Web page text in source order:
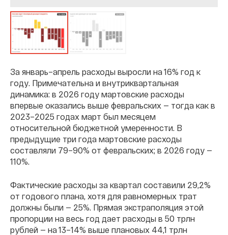
За январь–апрель расходы выросли на 16% год к
году. Примечательна и внутриквартальная
динамика: в 2026 году мартовские расходы
впервые оказались выше февральских — тогда как в
2023–2025 годах март был месяцем
относительной бюджетной умеренности. В
предыдущие три года мартовские расходы
составляли 79–90% от февральских; в 2026 году —
110%.
Фактические расходы за квартал составили 29,2%
от годового плана, хотя для равномерных трат
должны были — 25%. Прямая экстраполяция этой
пропорции на весь год дает расходы в 50 трлн
рублей — на 13–14% выше плановых 44,1 трлн